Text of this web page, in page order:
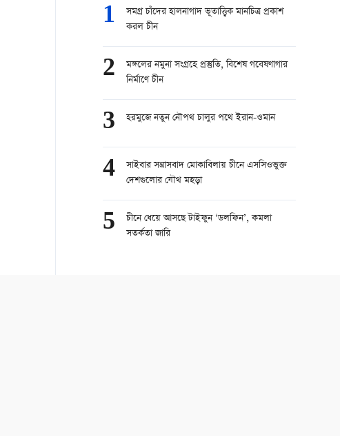
1
সমগ্র চাঁদের হালনাগাদ ভূতাত্ত্বিক মানচিত্র প্রকাশ
করল চীন
2
মঙ্গলের নমুনা সংগ্রহে প্রস্তুতি, বিশেষ গবেষণাগার
নির্মাণে চীন
3 হরমুজে নতুন নৌপথ চালুর পথে ইরান-ওমান
4
সাইবার সন্ত্রাসবাদ মোকাবিলায় চীনে এসসিওভুক্ত
দেশগুলোর যৌথ মহড়া
5
চীনে ধেয়ে আসছে টাইফুন ‘ডলফিন’, কমলা
সতর্কতা জারি